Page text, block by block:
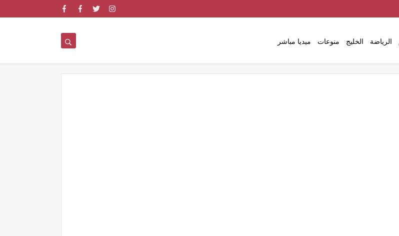
الرياضة الخليج منوعات ميديا مباشر